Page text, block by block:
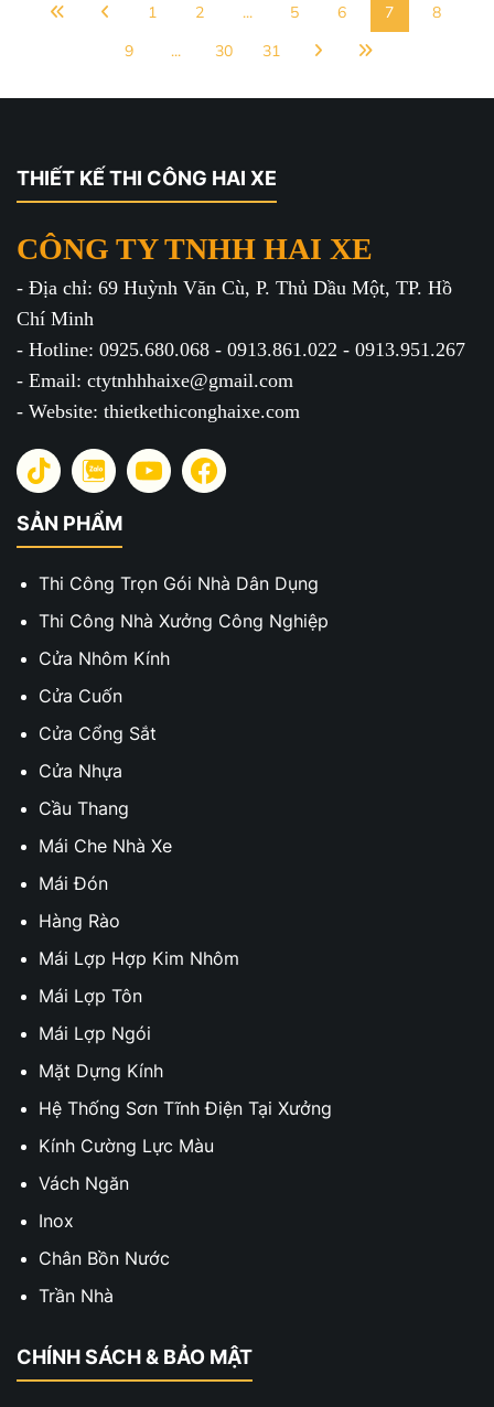
1 2 ... 5 6 7
8
9
... 30 31
THIẾT KẾ THI CÔNG HAI XE
CÔNG TY TNHH HAI XE
- Địa chỉ: 69 Huỳnh Văn Cù, P. Thủ Dầu Một, TP. Hồ
Chí Minh
- Hotline: 0925.680.068 - 0913.861.022 - 0913.951.267
- Email: ctytnhhhaixe@gmail.com
- Website: thietkethiconghaixe.com
SẢN PHẨM
Thi Công Trọn Gói Nhà Dân Dụng
Thi Công Nhà Xưởng Công Nghiệp
Cửa Nhôm Kính
Cửa Cuốn
Cửa Cổng Sắt
Cửa Nhựa
Cầu Thang
Mái Che Nhà Xe
Mái Đón
Hàng Rào
Mái Lợp Hợp Kim Nhôm
Mái Lợp Tôn
Mái Lợp Ngói
Mặt Dựng Kính
Hệ Thống Sơn Tĩnh Điện Tại Xưởng
Kính Cường Lực Màu
Vách Ngăn
Inox
Chân Bồn Nước
Trần Nhà
CHÍNH SÁCH & BẢO MẬT